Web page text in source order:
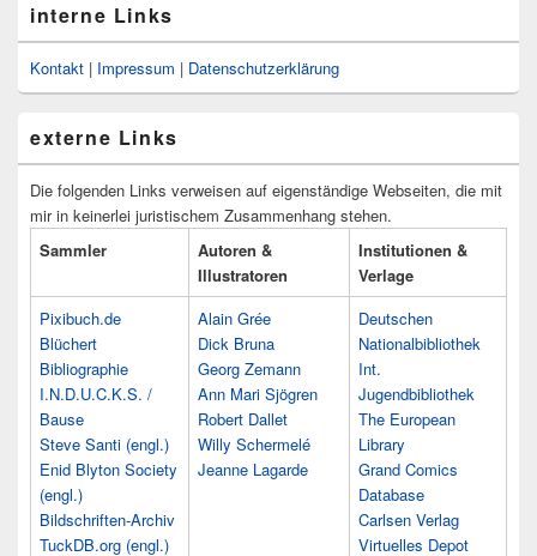
interne Links
Kontakt | Impressum | Datenschutzerklärung
externe Links
Die folgenden Links verweisen auf eigenständige Webseiten, die mit
mir in keinerlei juristischem Zusammenhang stehen.
Sammler
Autoren &
Illustratoren
Institutionen &
Verlage
Pixibuch.de
Blüchert
Bibliographie
I.N.D.U.C.K.S. /
Bause
Steve Santi (engl.)
Enid Blyton Society
(engl.)
Bildschriften-Archiv
TuckDB.org (engl.)
Alain Grée
Dick Bruna
Georg Zemann
Ann Mari Sjögren
Robert Dallet
Willy Schermelé
Jeanne Lagarde
Deutschen
Nationalbibliothek
Int.
Jugendbibliothek
The European
Library
Grand Comics
Database
Carlsen Verlag
Virtuelles Depot